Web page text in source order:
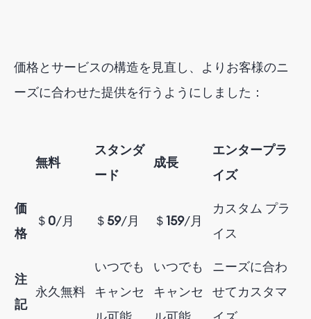
価格とサービスの構造を見直し、よりお客様のニ
ーズに合わせた提供を行うようにしました：
無料
スタンダ
ード
成長
エンタープラ
イズ
価
格
＄ 0/月 ＄ 59/月 ＄159/月
カスタム プラ
イス
注
記
永久無料
いつでも
キャンセ
いつでも
キャンセ
ニーズに合わ
せてカスタマ